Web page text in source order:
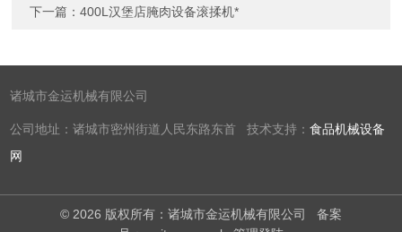
下一篇：400L汉堡店腌肉设备滚揉机*
诸城市金运机械有限公司
公司地址：诸城市密州街道人民东路东首 技术支持：食品机械设备
网
© 2026 版权所有：诸城市金运机械有限公司 备案